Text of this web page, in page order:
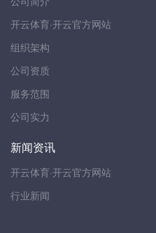
开云体育·开云官方网站
组织架构
公司资质
服务范围
公司实力
新闻资讯
开云体育·开云官方网站
行业新闻